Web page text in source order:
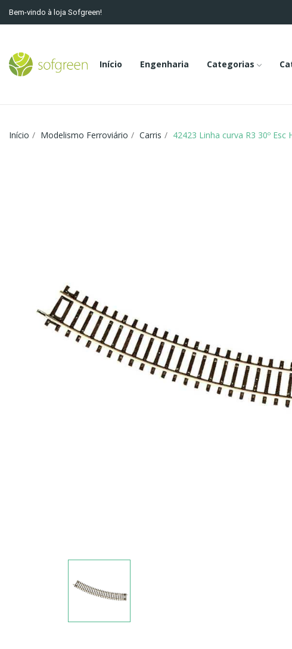
Bem-vindo à loja Sofgreen!
Início Engenharia Categorias
Início Modelismo Ferroviário Carris 42423 Linha curva R3 30º Esc